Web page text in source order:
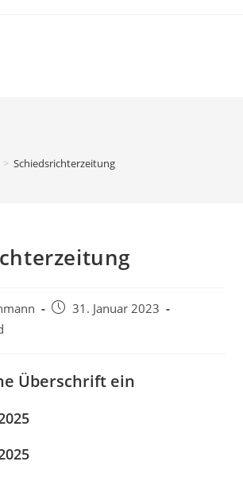
> Schiedsrichterzeitung
Beitrag31. Januar 2023
Überschrift ein